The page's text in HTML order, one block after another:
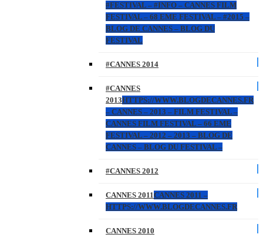
#FESTIVAL – #INFO – CANNES FILM
FESTIVAL – 68 EME FESTIVAL – #2015 –
BLOG DE CANNES – BLOG DU
FESTIVAL
#CANNES 2014
#CANNES
2013HTTPS://WWW.BLOGDECANNES.FR
– CANNES – 2013 – FILM FESTIVAL –
CANNES FILM FESTIVAL – 66 EME
FESTIVAL – 2012 – 2013 – BLOG DE
CANNES – BLOG DU FESTIVAL –
#CANNES 2012
CANNES 2011CANNES 2011 –
HTTPS://WWW.BLOGDECANNES.FR
CANNES 2010